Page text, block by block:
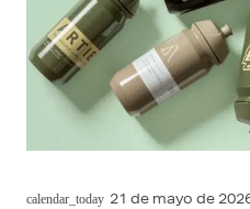
calendar_today 21 de mayo de